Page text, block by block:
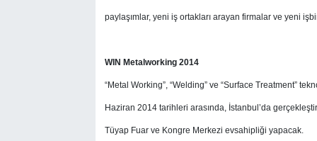
paylaşımlar, yeni iş ortakları arayan firmalar ve yeni
WIN Metalworking 2014
“Metal Working”, “Welding” ve “Surface Treatment”
Haziran 2014 tarihleri arasında, İstanbul’da
Tüyap Fuar ve Kongre Merkezi evsahipliği yapacak.